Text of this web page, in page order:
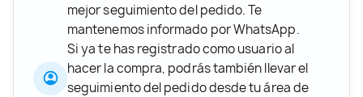
mejor seguimiento del pedido. Te
mantenemos informado por WhatsApp.
Si ya te has registrado como usuario al
hacer la compra, podrás también llevar el
seguimiento del pedido desde tu área de